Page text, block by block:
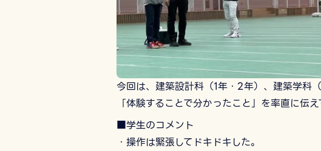
今回は、建築設計科（1年・2年）、建築学科
「体験することで分かったこと」を率直に伝え
■学生のコメント
・操作は緊張してドキドキした。